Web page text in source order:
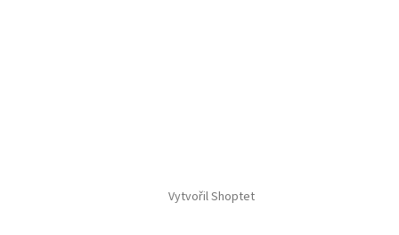
Vytvořil Shoptet